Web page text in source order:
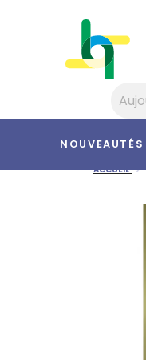
NOUVEAUTÉS
ACCUEIL